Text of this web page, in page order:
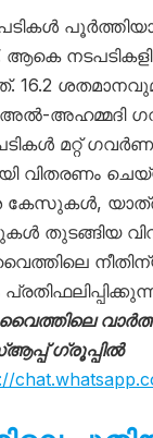
ആകെ
16.2
അഹമ്മദി
മറ്റ്
വിതരണം
കേസുകൾ,
തുടങ്ങിയ
ഗ്രൂപ്പിൽ